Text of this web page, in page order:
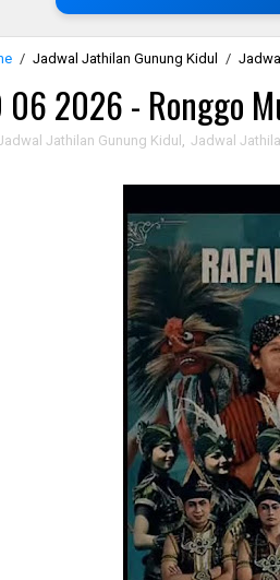
/ Jadwal Jathilan Gunung Kidul /
06 2026 - Ronggo
Jathilan Gunung Kidul Jadwal